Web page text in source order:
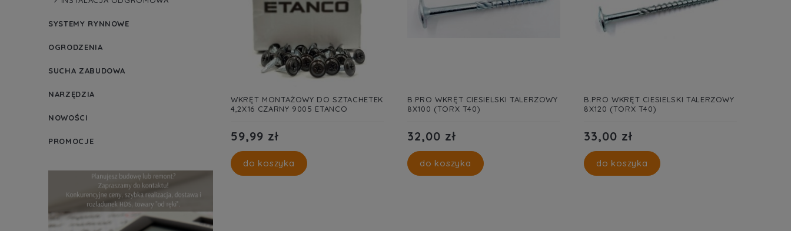
SYSTEMY RYNNOWE
OGRODZENIA
SUCHA ZABUDOWA
NARZĘDZIA
NOWOŚCI
PROMOCJE
WKRĘT MONTAŻOWY DO SZTACHETEK
4,2X16 CZARNY 9005 ETANCO
59,99 zł
do koszyka
B.PRO WKRĘT CIESIELSKI TALERZOWY
8X100 (TORX T40)
32,00 zł
do koszyka
B.PRO WKRĘT CIESIELSKI TALERZOWY
8X120 (TORX T40)
33,00 zł
do koszyka